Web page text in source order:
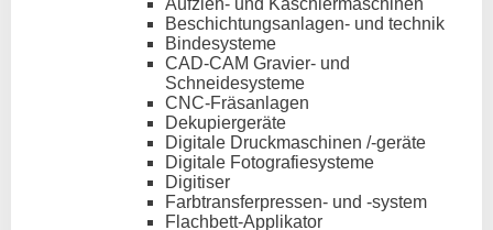
Aufzieh- und Kaschiermaschinen
Beschichtungsanlagen- und technik
Bindesysteme
CAD-CAM Gravier- und
Schneidesysteme
CNC-Fräsanlagen
Dekupiergeräte
Digitale Druckmaschinen /-geräte
Digitale Fotografiesysteme
Digitiser
Farbtransferpressen- und -system
Flachbett-Applikator